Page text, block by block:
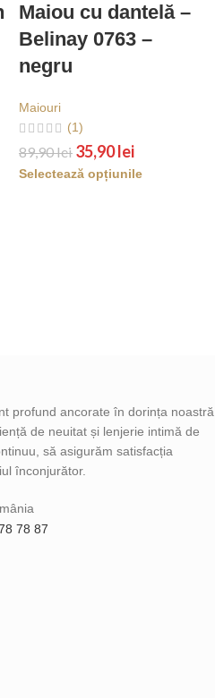
Maiou cu dantelă –
Belinay 0763 –
negru
Maiouri
(1)
89,90lei 35,90lei
Selectează opțiunile
profund ancorate în dorința noastră
de neuitat și lenjerie intimă de
să asigurăm satisfacția
înconjurător.
78 87